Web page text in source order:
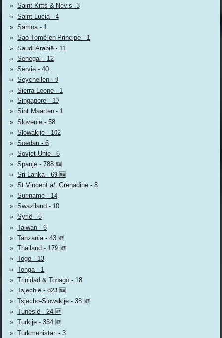
Saint Kitts & Nevis -3
Saint Lucia - 4
Samoa - 1
Sao Tomé en Principe - 1
Saudi Arabië - 11
Senegal - 12
Servië - 40
Seychellen - 9
Sierra Leone - 1
Singapore - 10
Sint Maarten - 1
Slovenië - 58
Slowakije - 102
Soedan - 6
Sovjet Unie - 6
Spanje - 788 🆕
Sri Lanka - 69 🆕
St Vincent a/t Grenadine - 8
Suriname - 14
Swaziland - 10
Syrië - 5
Taiwan - 6
Tanzania - 43 🆕
Thailand - 179 🆕
Togo - 13
Tonga - 1
Trinidad & Tobago - 18
Tsjechië - 823 🆕
Tsjecho-Slowakije - 38 🆕
Tunesië - 24 🆕
Turkije - 334 🆕
Turkmenistan - 3